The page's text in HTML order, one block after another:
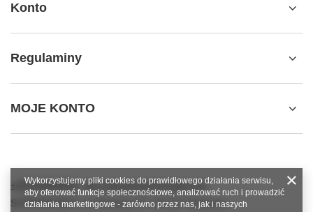
Konto
Regulaminy
MOJE KONTO
+48784966809
info.robotshops@gmail.com
SUPERROBOT,ul. Parkowa 27,64-117Gołanice
Wykorzystujemy pliki cookies do prawidłowego działania serwisu,
aby oferować funkcje społecznościowe, analizować ruch i prowadzić
działania marketingowe - zarówno przez nas, jak i naszych